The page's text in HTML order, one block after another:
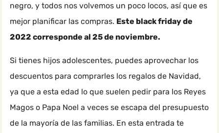
negro, y todos nos volvemos un poco locos, así que es
mejor planificar las compras. Este black friday de
2022 corresponde al 25 de noviembre.
Si tienes hijos adolescentes, puedes aprovechar los
descuentos para comprarles los regalos de Navidad,
ya que a esta edad lo que suelen pedir para los Reyes
Magos o Papa Noel a veces se escapa del presupuesto
de la mayoría de las familias. En esta entrada te